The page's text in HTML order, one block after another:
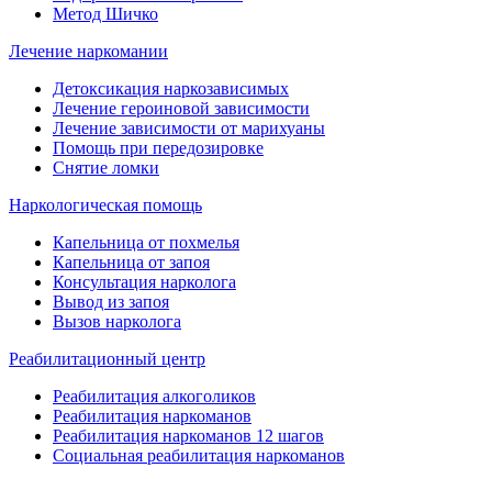
Метод Шичко
Лечение наркомании
Детоксикация наркозависимых
Лечение героиновой зависимости
Лечение зависимости от марихуаны
Помощь при передозировке
Снятие ломки
Наркологическая помощь
Капельница от похмелья
Капельница от запоя
Консультация нарколога
Вывод из запоя
Вызов нарколога
Реабилитационный центр
Реабилитация алкоголиков
Реабилитация наркоманов
Реабилитация наркоманов 12 шагов
Социальная реабилитация наркоманов